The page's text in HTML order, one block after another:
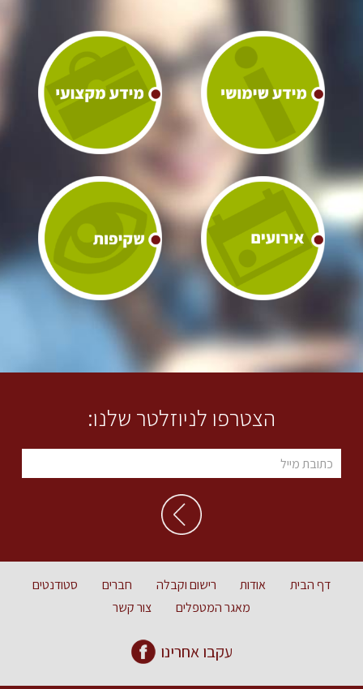
הצטרפו לניוזלטר שלנו:
דף הבית אודות רישום וקבלה חברים
סטודנטים
מאגר המטפלים
צור קשר
עקבו אחרינו